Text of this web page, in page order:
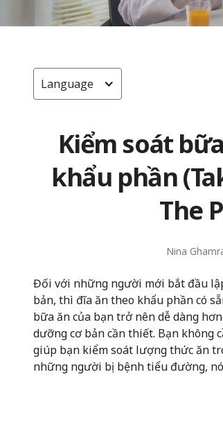
Language
Kiểm soát
khẩu phần
The
Nina
Đối với những người mới bắt đầu
bản, thì đĩa ăn theo khẩu phần có
bữa ăn của bạn trở nên dễ dàng
dưỡng cơ bản cần thiết. Bạn không
giúp bạn kiểm soát lượng thức ăn
những người bị bệnh tiểu đường,